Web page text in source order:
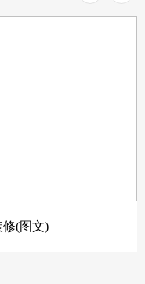
(图文)